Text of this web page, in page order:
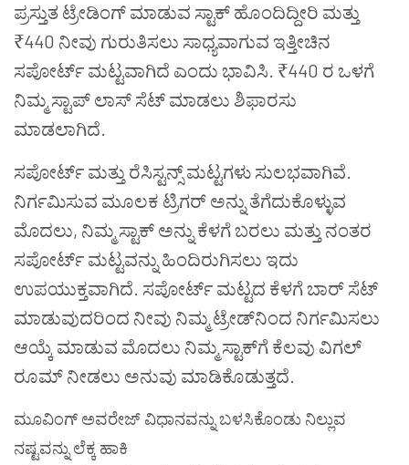
ಪ್ರಸ್ತುತ ಟ್ರೇಡಿಂಗ್ ಮಾಡುವ ಸ್ಟಾಕ್ ಹೊಂದಿದ್ದೀರಿ ಮತ್ತು
₹440 ನೀವು ಗುರುತಿಸಲು ಸಾಧ್ಯವಾಗುವ ಇತ್ತೀಚಿನ
ಸಪೋರ್ಟ್ ಮಟ್ಟವಾಗಿದೆ ಎಂದು ಭಾವಿಸಿ. ₹440 ರ ಒಳಗೆ
ನಿಮ್ಮ ಸ್ಟಾಪ್ ಲಾಸ್ ಸೆಟ್ ಮಾಡಲು ಶಿಫಾರಸು
ಮಾಡಲಾಗಿದೆ.
ಸಪೋರ್ಟ್ ಮತ್ತು ರೆಸಿಸ್ಟನ್ಸ್ ಮಟ್ಟಗಳು ಸುಲಭವಾಗಿವೆ.
ನಿರ್ಗಮಿಸುವ ಮೂಲಕ ಟ್ರಿಗರ್ ಅನ್ನು ತೆಗೆದುಕೊಳ್ಳುವ
ಮೊದಲು, ನಿಮ್ಮ ಸ್ಟಾಕ್ ಅನ್ನು ಕೆಳಗೆಬರಲು ಮತ್ತು ನಂತರ
ಸಪೋರ್ಟ್ ಮಟ್ಟವನ್ನು ಹಿಂದಿರುಗಿಸಲು ಇದು
ಉಪಯುಕ್ತವಾಗಿದೆ. ಸಪೋರ್ಟ್ ಮಟ್ಟದ ಕೆಳಗೆಬಾರ್ ಸೆಟ್
ಮಾಡುವುದರಿಂದ ನೀವು ನಿಮ್ಮ ಟ್ರೇಡ್ನಿಂದ ನಿರ್ಗಮಿಸಲು
ಆಯ್ಕೆ ಮಾಡುವ ಮೊದಲು ನಿಮ್ಮ ಸ್ಟಾಕ್ಗೆ ಕೆಲವು ವಿಗಲ್
ರೂಮ್ ನೀಡಲು ಅನುವು ಮಾಡಿಕೊಡುತ್ತದೆ.
ಮೂವಿಂಗ್ ಅವರೇಜ್ವಿಧಾನವನ್ನುಬಳಸಿಕೊಂಡು ನಿಲ್ಲುವ
ನಷ್ಟವನ್ನು ಲೆಕ್ಕ ಹಾಕಿ